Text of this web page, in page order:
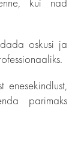
oskusi ja
parimaks